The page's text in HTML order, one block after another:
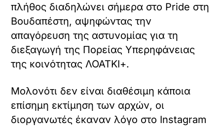
πλήθος διαδηλώνει σήμερα στο Pride στη
Βουδαπέστη, αψηφώντας την
απαγόρευση της αστυνομίας για τη
διεξαγωγή της Πορείας Υπερηφάνειας
της κοινότητας ΛΟΑΤΚΙ+.
Μολονότι δεν είναι διαθέσιμη κάποια
επίσημη εκτίμηση των αρχών, οι
διοργανωτές έκαναν λόγο στο Instagram